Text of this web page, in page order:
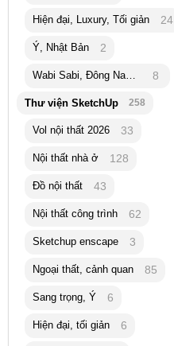
Hiện đại, Luxury, Tối giản 24
Ý, Nhật Bản 2
Wabi Sabi, Đông Nam Á 8
Thư viện SketchUp 258
Vol nội thất 2026 33
Nội thất nhà ở 128
Đồ nội thất 43
Nội thất công trình 62
Sketchup enscape 3
Ngoại thất, cảnh quan 85
Sang trọng, Ý 6
Hiện đại, tối giản 6